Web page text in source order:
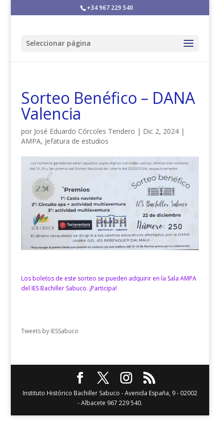
+34 967 229 540
Seleccionar página
Sorteo Benéfico – DANA
Valencia
por José Eduardo Córcoles Tendero | Dic 2, 2024|
AMPA, Jefatura de estudios
Los boletos de este sorteo se pueden adquirir en la Sala AMPA
del IES Bachiller Sabuco. ¡Participa!
Tweets by IESSabuco
Instituto Histórico Bachiller Sabuco - Avenida España, 9 - 02002
- Albacete 967 229 540.